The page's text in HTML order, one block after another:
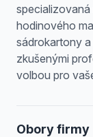
specializovaná
hodinového
sádrokartony a
zkušenými
volbou pro
Obory firmy